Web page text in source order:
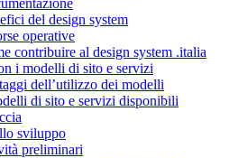
del design system
operative
contribuire al design system .italia
i modelli di sito e servizi
dell’utilizzo dei modelli
di sito e servizi disponibili
sviluppo
preliminari